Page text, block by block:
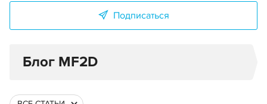
Подписаться
Блог MF2D